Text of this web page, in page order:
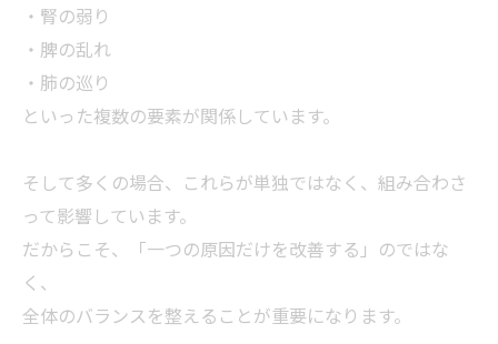
・腎の弱り
・脾の乱れ
・肺の巡り
といった複数の要素が関係しています。
そして多くの場合、これらが単独ではなく、組み合わさ
って影響しています。
だからこそ、「一つの原因だけを改善する」のではな
く、
全体のバランスを整えることが重要になります。